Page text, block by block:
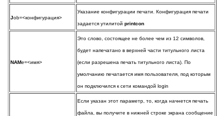
Job=<конфигурация>
Указание конфигурации печати. Конфигурация печати
задается утилитой printcon
NAMe=<имя>
Это слово, состоящее не более чем из 12 символов,
будет напечатано в верхней части титульного листа
(если разрешена печать титульного листа). По
умолчанию печатается имя пользователя, под которым
он подключился к сети командой login
Если указан этот параметр, то, когда начнется печать
файла, вы получите в нижней строке экрана сообщение